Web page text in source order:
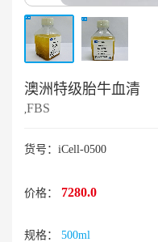
澳洲特级胎牛血清
,FBS
货号：iCell-0500
价格： 7280.0
规格： 500ml